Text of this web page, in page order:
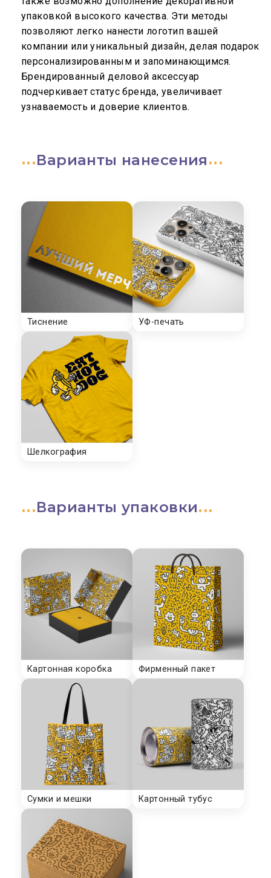
упаковкой высокого качества. Эти методы
позволяют легко нанести логотип вашей
компании или уникальный дизайн, делая подарок
персонализированным и запоминающимся.
Брендированный деловой аксессуар
подчеркивает статус бренда, увеличивает
узнаваемость и доверие клиентов.
Варианты нанесения
Варианты упаковки